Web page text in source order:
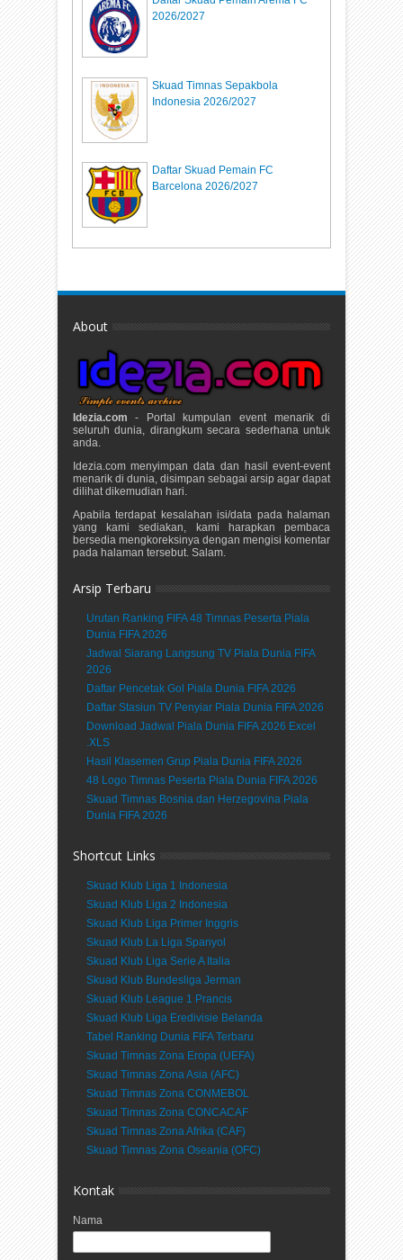
2026/2027
Skuad Timnas Sepakbola
Indonesia 2026/2027
Daftar Skuad Pemain FC
Barcelona 2026/2027
About
Idezia.com - Portal kumpulan event menarik di
seluruh dunia, dirangkum secara sederhana untuk
anda.
Idezia.com menyimpan data dan hasil event-event
menarik di dunia, disimpan sebagai arsip agar dapat
dilihat dikemudian hari.
Apabila terdapat kesalahan isi/data pada halaman
yang kami sediakan, kami harapkan pembaca
bersedia mengkoreksinya dengan mengisi komentar
pada halaman tersebut. Salam.
Arsip Terbaru
Urutan Ranking FIFA 48 Timnas Peserta Piala
Dunia FIFA 2026
Jadwal Siarang Langsung TV Piala Dunia FIFA
2026
Daftar Pencetak Gol Piala Dunia FIFA 2026
Daftar Stasiun TV Penyiar Piala Dunia FIFA 2026
Download Jadwal Piala Dunia FIFA 2026 Excel
.XLS
Hasil Klasemen Grup Piala Dunia FIFA 2026
48 Logo Timnas Peserta Piala Dunia FIFA 2026
Skuad Timnas Bosnia dan Herzegovina Piala
Dunia FIFA 2026
Shortcut Links
Skuad Klub Liga 1 Indonesia
Skuad Klub Liga 2 Indonesia
Skuad Klub Liga Primer Inggris
Skuad Klub La Liga Spanyol
Skuad Klub Liga Serie A Italia
Skuad Klub Bundesliga Jerman
Skuad Klub League 1 Prancis
Skuad Klub Liga Eredivisie Belanda
Tabel Ranking Dunia FIFA Terbaru
Skuad Timnas Zona Eropa (UEFA)
Skuad Timnas Zona Asia (AFC)
Skuad Timnas Zona CONMEBOL
Skuad Timnas Zona CONCACAF
Skuad Timnas Zona Afrika (CAF)
Skuad Timnas Zona Oseania (OFC)
Kontak
Nama